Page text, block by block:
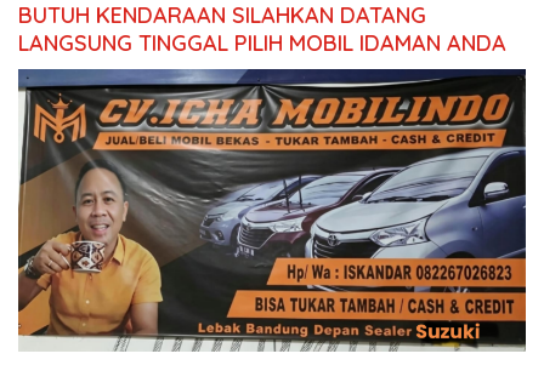
BUTUH KENDARAAN SILAHKAN DATANG
LANGSUNG TINGGAL PILIH MOBIL IDAMAN ANDA